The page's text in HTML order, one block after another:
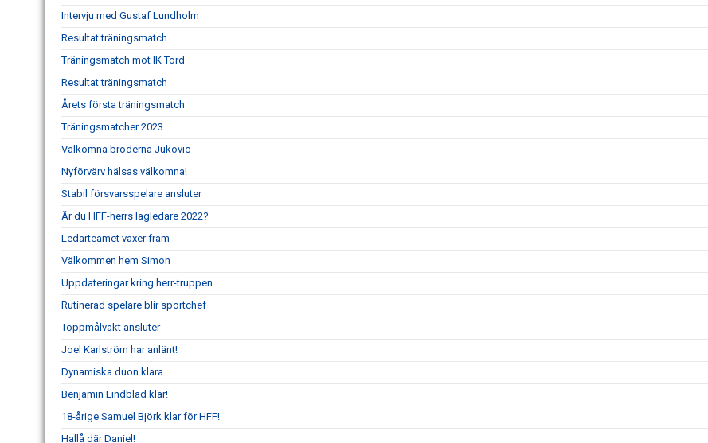
Intervju med Gustaf Lundholm
Resultat träningsmatch
Träningsmatch mot IK Tord
Resultat träningsmatch
Årets första träningsmatch
Träningsmatcher 2023
Välkomna bröderna Jukovic
Nyförvärv hälsas välkomna!
Stabil försvarsspelare ansluter
Är du HFF-herrs lagledare 2022?
Ledarteamet växer fram
Välkommen hem Simon
Uppdateringar kring herr-truppen..
Rutinerad spelare blir sportchef
Toppmålvakt ansluter
Joel Karlström har anlänt!
Dynamiska duon klara.
Benjamin Lindblad klar!
18-årige Samuel Björk klar för HFF!
Hallå där Daniel!